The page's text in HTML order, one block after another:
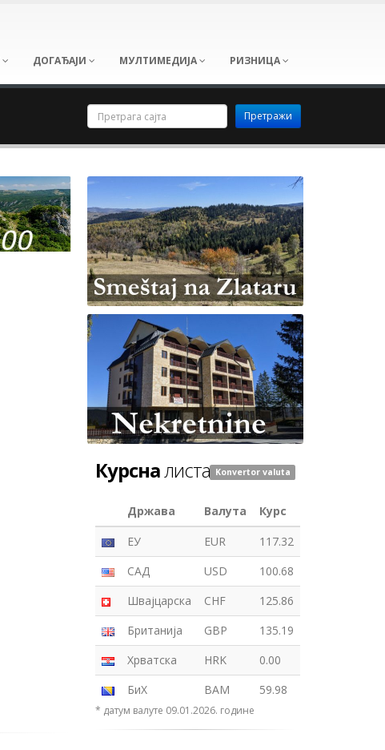
ДОГАЂАЈИ МУЛТИМЕДИЈА РИЗНИЦА
Курсналиста Konvertor valuta
Држава Валута
Курс
ЕУ
EUR
117.32
САД
USD
100.68
Швајцарска
CHF
125.86
Британија
GBP
135.19
Хрватска
HRK
0.00
БиХ
BAM 59.98
* датум валуте 09.01.2026. године